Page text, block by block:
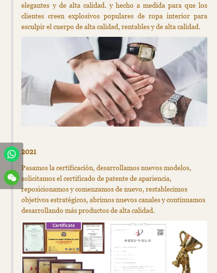
elegantes y de alta calidad. y hecho a medida para que los
clientes creen explosivos populares de ropa interior para
esculpir el cuerpo de alta calidad, rentables y de alta calidad.
2021
Pasamos la certificación, desarrollamos nuevos modelos,
solicitamos el certificado de patente de apariencia,
reposicionamos y comenzamos de nuevo, restablecimos
objetivos estratégicos, abrimos nuevos canales y continuamos
desarrollando más productos de alta calidad.